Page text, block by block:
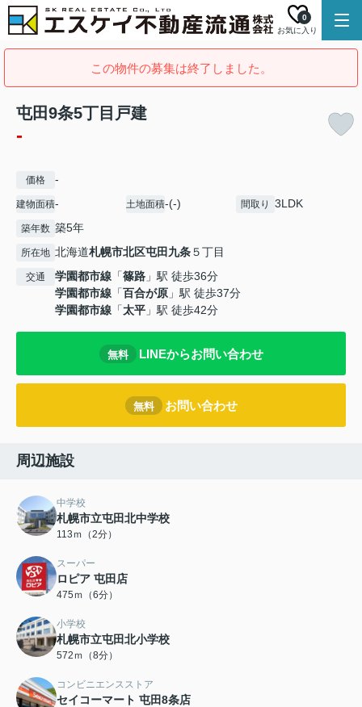
お気に入り
0
この物件の募集は終了しました。
屯田9条5丁目戸建
-
価格 -
建物面積- 土地面積-(-) 間取り 3LDK
築年数 築5年
所在地 北海道札幌市北区屯田九条５丁目
交通 学園都市線 「篠路 」駅 徒歩36分
学園都市線 「百合が原 」駅 徒歩37分
学園都市線 「太平 」駅 徒歩42分
無料 LINEからお問い合わせ
無料 お問い合わせ
周辺施設
中学校
札幌市立屯田北中学校
113ｍ（2分）
スーパー
ロピア 屯田店
475ｍ（6分）
小学校
札幌市立屯田北小学校
572ｍ（8分）
コンビニエンスストア
セイコーマート 屯田8条店